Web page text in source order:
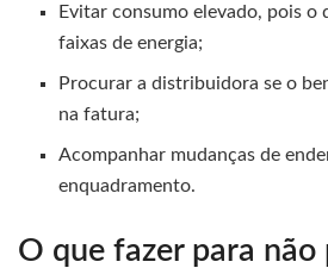
Evitar consumo elevado, pois o
faixas de energia;
Procurar a distribuidora se o
na fatura;
Acompanhar mudanças de
enquadramento.
O que fazer para não